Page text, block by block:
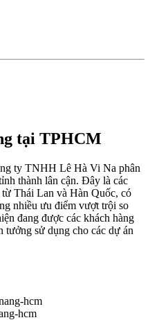
tại TPHCM
ty TNHH Lê Hà Vi Na phân
thành lân cận. Đây là các
Thái Lan và Hàn Quốc, có
nhiều ưu điểm vượt trội so
đang được các khách hàng
tưởng sử dụng cho các dự án
hcm